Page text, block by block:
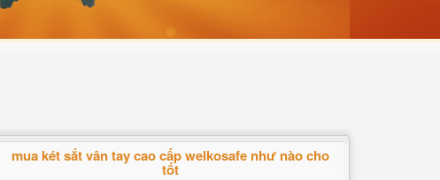
mua két sắt vân tay cao cấp welkosafe như nào cho
tốt